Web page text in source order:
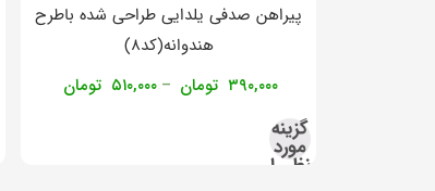
پیراهن صدفی یلدایی طراحی شده باطرح
هندوانه(کد۸)
۳۹۰,۰۰۰ تومان – ۵۱۰,۰۰۰ تومان
گزینه
مورد
نظر را